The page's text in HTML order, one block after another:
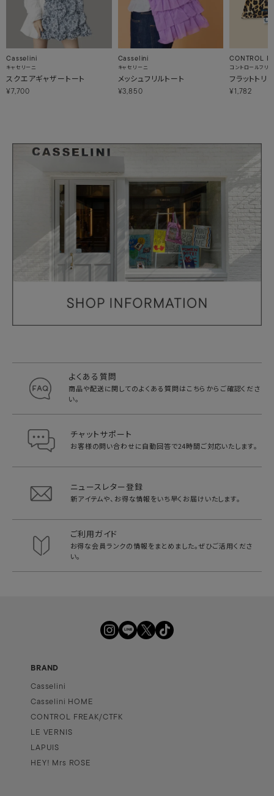
Casselini
キャセリーニ
スクエアギャザートート
¥7,700
Casselini
キャセリーニ
メッシュフリルトート
¥3,850
CONTROL
コントロールフリ
フラットトリ
¥1,782
よくある質問
商品や配送に関してのよくある質問はこちらからご確認くださ
い。
チャットサポート
お客様の問い合わせに自動回答で24時間ご対応いたします。
ニュースレター登録
新アイテムや、お得な情報をいち早く お届けいたします。
ご利用ガイド
お得な会員ランクの情報をまとめました。ぜひご活用くださ
い。
BRAND
Casselini
Casselini HOME
CONTROL FREAK/CTFK
LE VERNIS
LAPUIS
HEY! Mrs ROSE